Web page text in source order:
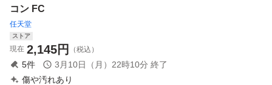
コン FC
任天堂
ストア
現在 2,145円 （税込）
5件 3月10日（月）22時10分 終了
傷や汚れあり